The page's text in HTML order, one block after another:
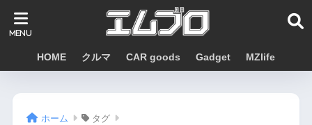
HOME クルマ CAR goods Gadget MZlife
ホーム タグ